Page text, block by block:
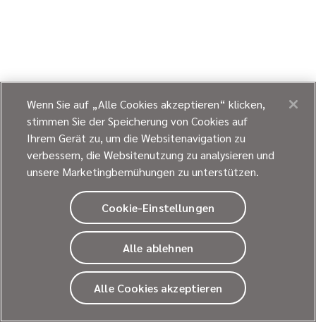
Wenn Sie auf „Alle Cookies akzeptieren“ klicken,
stimmen Sie der Speicherung von Cookies auf
Ihrem Gerät zu, um die Websitenavigation zu
verbessern, die Websitenutzung zu analysieren und
unsere Marketingbemühungen zu unterstützen.
Cookie-Einstellungen
Alle ablehnen
Alle Cookies akzeptieren